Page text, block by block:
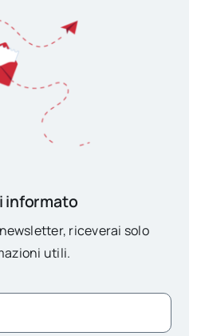
informato
riceverai solo
utili.